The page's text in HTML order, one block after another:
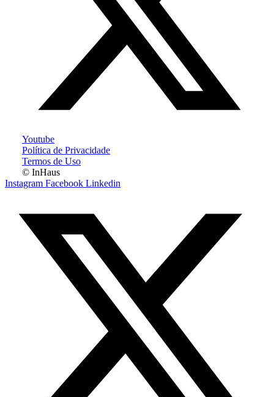
Youtube
Política de Privacidade
Termos de Uso
© InHaus
Instagram Facebook Linkedin